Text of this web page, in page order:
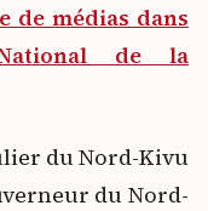
de médias dans
de la
du Nord-Kivu
du Nord-